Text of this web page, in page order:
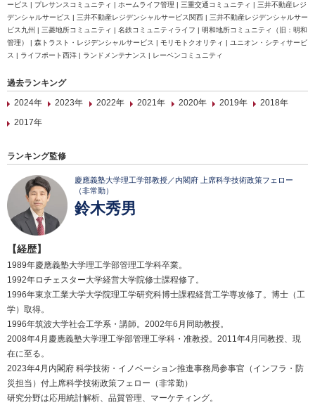
ービス | プレサンスコミュニティ | ホームライフ管理 | 三重交通コミュニティ | 三井不動産レジ
デンシャルサービス | 三井不動産レジデンシャルサービス関西 | 三井不動産レジデンシャルサー
ビス九州 | 三菱地所コミュニティ | 名鉄コミュニティライフ | 明和地所コミュニティ（旧：明和
管理） | 森トラスト・レジデンシャルサービス | モリモトクオリティ | ユニオン・シティサービ
ス | ライフポート西洋 | ランドメンテナンス | レーベンコミュニティ
過去ランキング
2024年
2023年 2022年 2021年 2020年 2019年
2018年
2017年
ランキング監修
慶應義塾大学理工学部教授／内閣府 上席科学技術政策フェロー
（非常勤）
鈴木秀男
【経歴】
1989年慶應義塾大学理工学部管理工学科卒業。
1992年ロチェスター大学経営大学院修士課程修了。
1996年東京工業大学大学院理工学研究科博士課程経営工学専攻修了。博士（工
学）取得。
1996年筑波大学社会工学系・講師。2002年6月同助教授。
2008年4月慶應義塾大学理工学部管理工学科・准教授。2011年4月同教授、現
在に至る。
2023年4月内閣府 科学技術・イノベーション推進事務局参事官（インフラ・防
災担当）付上席科学技術政策フェロー（非常勤）
研究分野は応用統計解析、品質管理、マーケティング。